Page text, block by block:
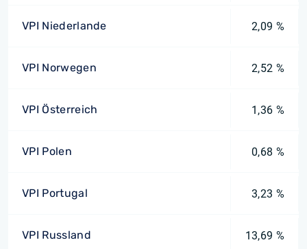
VPI Niederlande 2,09 %
VPI Norwegen 2,52 %
VPI Österreich 1,36 %
VPI Polen 0,68 %
VPI Portugal 3,23 %
VPI Russland 13,69 %